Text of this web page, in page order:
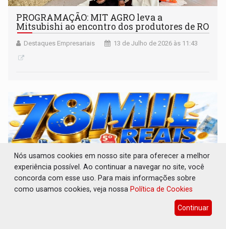
PROGRAMAÇÃO: MIT AGRO leva a
Mitsubishi ao encontro dos produtores de RO
Destaques Empresariais 13 de Julho de 2026 às 11:43
RONDONCAP: Domingo com R$ 78 mil no 5º
Nós usamos cookies em nosso site para oferecer a melhor
experiência possível. Ao continuar a navegar no site, você
concorda com esse uso. Para mais informações sobre
como usamos cookies, veja nossa Política de Cookies
Continuar